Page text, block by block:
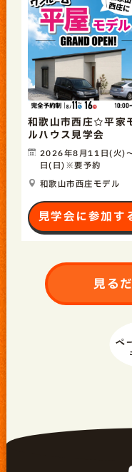
和歌山市西庄☆平家
ルハウス見学会
2026年8月11日(火)
日(日)※要予約
和歌山市西庄モデル
見学会に参加す
見る